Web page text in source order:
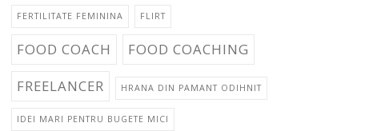
FERTILITATE FEMININA FLIRT
FOOD COACH
FOOD COACHING
FREELANCER
HRANA DIN PAMANT ODIHNIT
IDEI MARI PENTRU BUGETE MICI